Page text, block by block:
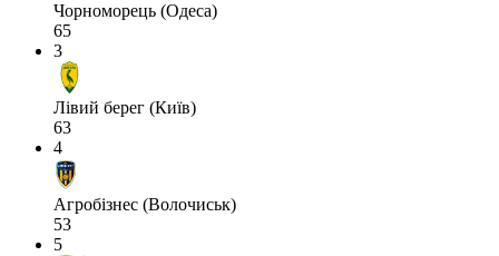
Чорноморець (Одеса)
65
3
Лівий берег (Київ)
63
4
Агробізнес (Волочиськ)
53
5